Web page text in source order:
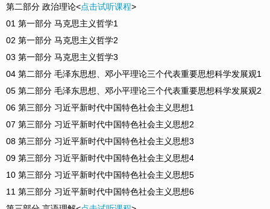
第二部分 政治理论<点击试听课程>
01 第一部分 马克思主义哲学1
02 第一部分 马克思主义哲学2
03 第一部分 马克思主义哲学3
04 第二部分 毛泽东思想、邓小平理论三个代表重要思想科学发展观1
05 第二部分 毛泽东思想、邓小平理论三个代表重要思想科学发展观2
06 第三部分 习近平新时代中国特色社会主义思想1
07 第三部分 习近平新时代中国特色社会主义思想2
08 第三部分 习近平新时代中国特色社会主义思想3
09 第三部分 习近平新时代中国特色社会主义思想4
10 第三部分 习近平新时代中国特色社会主义思想5
11 第三部分 习近平新时代中国特色社会主义思想6